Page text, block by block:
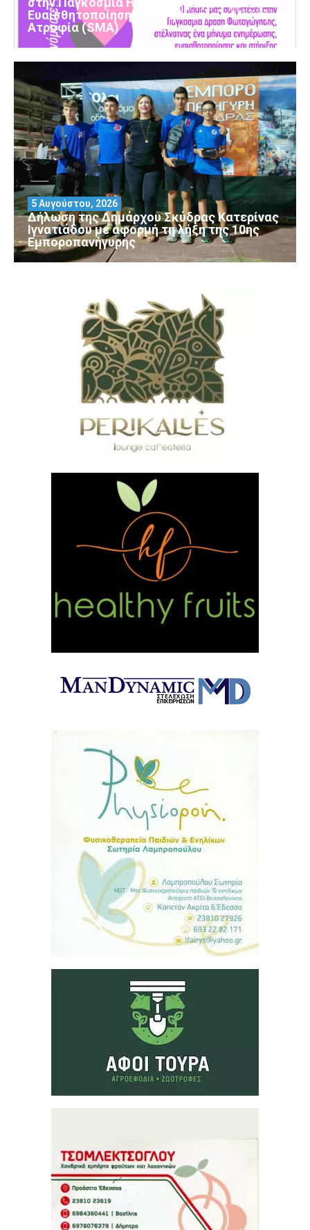
Ευαισθητοποίησης για τη Νωτιαία Μυϊκή
Ατροφία (SMA)
Δήλωση της Δημάρχου Σκύδρας Κατερίνας
Ιγνατιάδου με αφορμή τη λήξη της 10ης
Εμποροπανήγυρης
5 Αυγούστου, 2026